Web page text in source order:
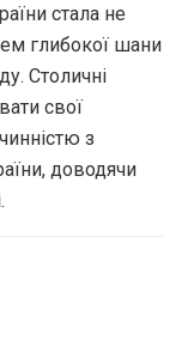
стала не
глибокої шани
Столичні
свої
з
доводячи